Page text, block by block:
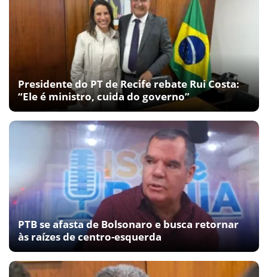
Presidente do PT de Recife rebate Rui Costa:
“Ele é ministro, cuida do governo”
PTB se afasta de Bolsonaro e busca retornar
às raízes de centro-esquerda